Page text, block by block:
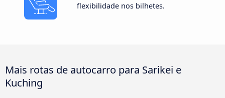
flexibilidade nos bilhetes.
Mais rotas de autocarro para Sarikei e
Kuching